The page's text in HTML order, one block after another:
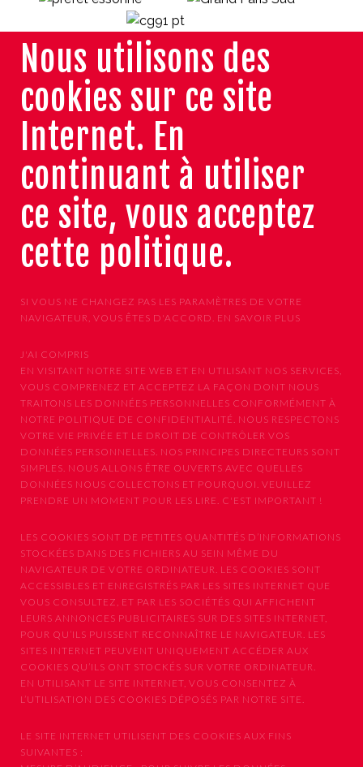
Nous utilisons des
cookies sur ce site
Internet. En
continuant à utiliser
ce site, vous acceptez
cette politique.
SI VOUS NE CHANGEZ PAS LES PARAMÈTRES DE VOTRE
NAVIGATEUR, VOUS ÊTES D'ACCORD. EN SAVOIR PLUS
J'AI COMPRIS
EN VISITANT NOTRE SITE WEB ET EN UTILISANT NOS SERVICES,
VOUS COMPRENEZ ET ACCEPTEZ LA FAÇON DONT NOUS
TRAITONS LES DONNÉES PERSONNELLES CONFORMÉMENT À
NOTRE POLITIQUE DE CONFIDENTIALITÉ. NOUS RESPECTONS
VOTRE VIE PRIVÉE ET LE DROIT DE CONTRÔLER VOS
DONNÉES PERSONNELLES. NOS PRINCIPES DIRECTEURS SONT
SIMPLES. NOUS ALLONS ÊTRE OUVERTS AVEC QUELLES
DONNÉES NOUS COLLECTONS ET POURQUOI. VEUILLEZ
PRENDRE UN MOMENT POUR LES LIRE. C'EST IMPORTANT !
LES COOKIES SONT DE PETITES QUANTITÉS D’INFORMATIONS
STOCKÉES DANS DES FICHIERS AU SEIN MÊME DU
NAVIGATEUR DE VOTRE ORDINATEUR. LES COOKIES SONT
ACCESSIBLES ET ENREGISTRÉS PAR LES SITES INTERNET QUE
VOUS CONSULTEZ, ET PAR LES SOCIÉTÉS QUI AFFICHENT
LEURS ANNONCES PUBLICITAIRES SUR DES SITES INTERNET,
POUR QU’ILS PUISSENT RECONNAÎTRE LE NAVIGATEUR. LES
SITES INTERNET PEUVENT UNIQUEMENT ACCÉDER AUX
COOKIES QU’ILS ONT STOCKÉS SUR VOTRE ORDINATEUR.
EN UTILISANT LE SITE INTERNET, VOUS CONSENTEZ À
L’UTILISATION DES COOKIES DÉPOSÉS PAR NOTRE SITE.
LE SITE INTERNET UTILISENT DES COOKIES AUX FINS
SUIVANTES :